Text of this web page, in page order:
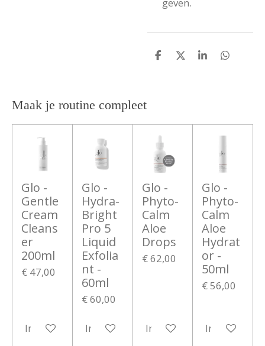
geven.
D
D
S
D
Maak je routine compleet
Glo -
Gentle
Cream
Cleans
er
200ml
€ 47,00
In winkelwagen
Glo -
Hydra-
Bright
Pro 5
Liquid
Exfolia
nt -
60ml
€ 60,00
In winkelwagen
Glo -
Phyto-
Calm
Aloe
Drops
€ 62,00
In winkelwagen
Glo -
Phyto-
Calm
Aloe
Hydrat
or -
50ml
€ 56,00
In